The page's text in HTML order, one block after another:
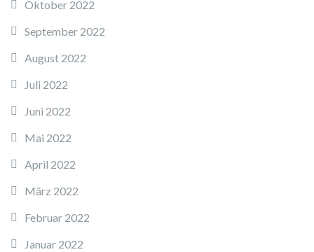
Oktober 2022
September 2022
August 2022
Juli 2022
Juni 2022
Mai 2022
April 2022
März 2022
Februar 2022
Januar 2022